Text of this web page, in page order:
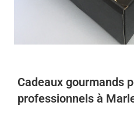
Cadeaux gourmands
professionnels à